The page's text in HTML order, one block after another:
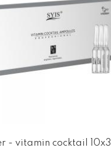
- vitamin cocktail 10x3